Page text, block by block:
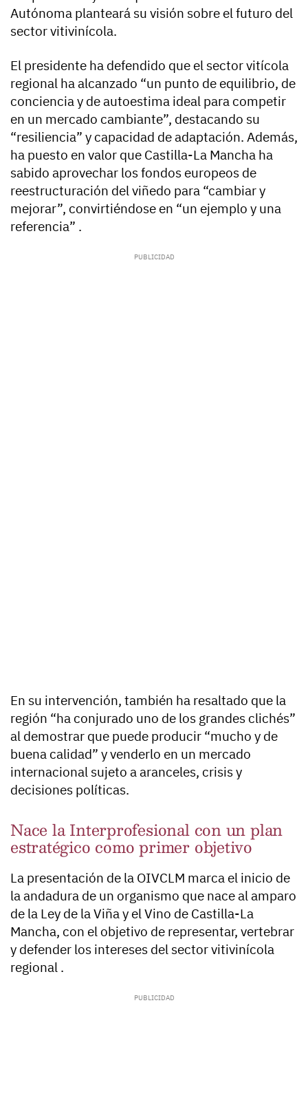
Autónoma planteará su visión sobre el futuro del
sector vitivinícola.
El presidente ha defendido que el sector vitícola
regional ha alcanzado “un punto de equilibrio, de
conciencia y de autoestima ideal para competir
en un mercado cambiante”, destacando su
“resiliencia” y capacidad de adaptación. Además,
ha puesto en valor que Castilla-La Mancha ha
sabido aprovechar los fondos europeos de
reestructuración del viñedo para “cambiar y
mejorar”, convirtiéndose en “un ejemplo y una
referencia” .
En su intervención, también ha resaltado que la
región “ha conjurado uno de los grandes clichés”
al demostrar que puede producir “mucho y de
buena calidad” y venderlo en un mercado
internacional sujeto a aranceles, crisis y
decisiones políticas.
Nace la Interprofesional con un plan
estratégico como primer objetivo
La presentación de la OIVCLM marca el inicio de
la andadura de un organismo que nace al amparo
de la Ley de la Viña y el Vino de Castilla-La
Mancha, con el objetivo de representar, vertebrar
y defender los intereses del sector vitivinícola
regional .